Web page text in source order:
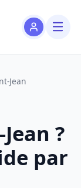
Jean
?
par